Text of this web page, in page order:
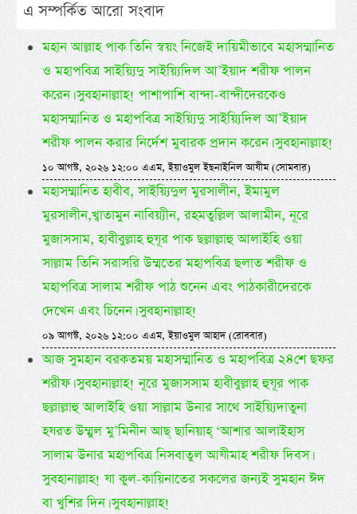
এ সম্পর্কিত আরো সংবাদ
মহান আল্লাহ পাক তিনি স্বয়ং নিজেই দায়িমীভাবে মহাসম্মানিত
ও মহাপবিত্র সাইয়্যিদু সাইয়্যিদিল আ’ইয়াদ শরীফ পালন
করেন। সুবহানাল্লাহ! পাশাপাশি বান্দা-বান্দীদেরকেও
মহাসম্মানিত ও মহাপবিত্র সাইয়্যিদু সাইয়্যিদিল আ’ইয়াদ
শরীফ পালন করার নির্দেশ মুবারক প্রদান করেন। সুবহানাল্লাহ!
১০ আগস্ট, ২০২৬ ১২:০০ এএম, ইয়াওমুল ইছনাইনিল আযীম (সোমবার)
মহাসম্মানিত হাবীব, সাইয়্যিদুল মুরসালীন, ইমামুল
মুরসালীন,খ্বাতামুন নাবিয়্যীন, রহমতুল্লিল আলামীন, নূরে
মুজাসসাম, হাবীবুল্লাহ হুযূর পাক ছল্লাল্লাহু আলাইহি ওয়া
সাল্লাম তিনি সরাসরি উম্মতের মহাপবিত্র ছলাত শরীফ ও
মহাপবিত্র সালাম শরীফ পাঠ শুনেন এবং পাঠকারীদেরকে
দেখেন এবং চিনেন। সুবহানাল্লাহ!
০৯ আগস্ট, ২০২৬ ১২:০০ এএম, ইয়াওমুল আহাদ (রোববার)
আজ সুমহান বরকতময় মহাসম্মানিত ও মহাপবিত্র ২৪শে ছফর
শরীফ। সুবহানাল্লাহ! নূরে মুজাসসাম হাবীবুল্লাহ হুযূর পাক
ছল্লাল্লাহু আলাইহি ওয়া সাল্লাম উনার সাথে সাইয়্যিদাতুনা
হযরত উম্মুল মু’মিনীন আছ্ ছানিয়াহ্ ‘আশার আলাইহাস
সালাম উনার মহাপবিত্র নিসবাতুল আযীমাহ শরীফ দিবস।
সুবহানাল্লাহ! যা কুল-কায়িনাতের সকলের জন্যই সুমহান ঈদ
বা খুশির দিন। সুবহানাল্লাহ!